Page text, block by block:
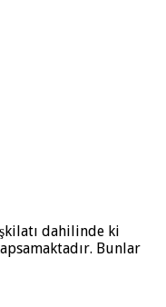
dahilinde ki
Bunlar